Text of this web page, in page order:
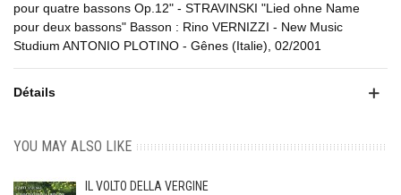
pour quatre bassons Op.12" - STRAVINSKI "Lied ohne Name
pour deux bassons" Basson : Rino VERNIZZI - New Music
Studium ANTONIO PLOTINO - Gênes (Italie), 02/2001
Détails
YOU MAY ALSO LIKE
IL VOLTO DELLA VERGINE